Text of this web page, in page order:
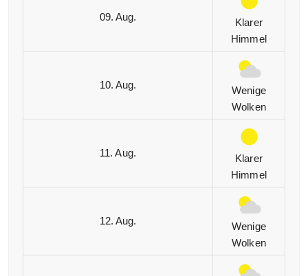
09. Aug.
Klarer
Himmel
10. Aug.
Wenige
Wolken
11. Aug.
Klarer
Himmel
12. Aug.
Wenige
Wolken